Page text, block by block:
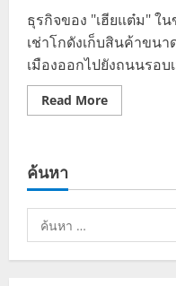
ธุรกิจของ "เฮียแต๋ม" ใ
เช่าโกดังเก็บสินค้าขน
เมืองออกไปยังถนนรอบ
Read MoreRead
more
ธุรกิจ
ปัง
ค้นหา
ค้นหา
สำหรับ: